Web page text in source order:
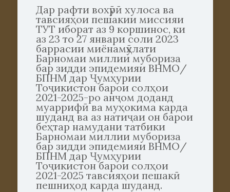
Дар рафти вохӯрӣ хулоса ва
тавсияҳои пешакии миссияи
ТУТ иборат аз 9 коршинос, ки
аз 23 то 27 январи соли 2023
баррасии миёнамӯҳлати
Барномаи миллии мубориза
бар зидди эпидемияи ВНМО/
БПНМ дар Ҷумҳурии
Тоҷикистон барои солҳои
2021-2025-ро анҷом доданд
муаррифӣ ва муҳокима карда
шуданд ва аз натиҷаи он барои
беҳтар намудани татбики
Барномаи миллии мубориза
бар зидди эпидемияи ВНМО/
БПНМ дар Ҷумҳурии
Тоҷикистон барои солҳои
2021-2025 тавсияҳои пешакӣ
пешниҳод карда шуданд.